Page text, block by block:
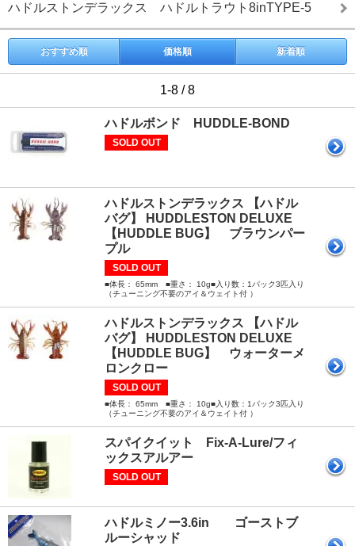
ハドルストンデラックス ハドルトラウト8inTYPE-5
おすすめ順 価格順 新着順
1-8 / 8
ハドルボンド HUDDLE-BOND
SOLD OUT
ハドルストンデラックス 【ハドル
バグ】 HUDDLESTON DELUXE
【HUDDLE BUG】 ブラウンパー
プル
SOLD OUT
■体長： 65mm ■重さ： 10g■入り数：1パック3匹入り
（チューニング不要のアイ＆ウェイト付 ）
ハドルストンデラックス 【ハドル
バグ】 HUDDLESTON DELUXE
【HUDDLE BUG】 ウォーターメ
ロンクロー
SOLD OUT
■体長： 65mm ■重さ： 10g■入り数：1パック3匹入り
（チューニング不要のアイ＆ウェイト付 ）
スパイクイット Fix-A-Lure/フィ
ックスアルアー
SOLD OUT
ハドルミノー3.6in ゴーストブ
ルーシャッド